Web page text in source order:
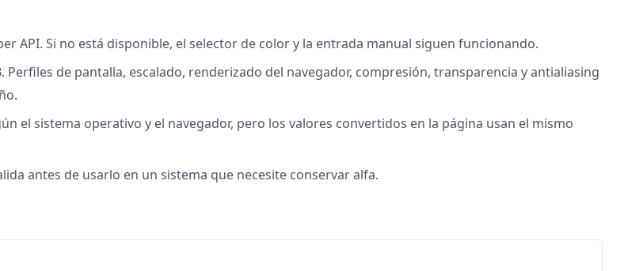
API. Si no está disponible, el selector de color y la entrada manual siguen funcionando.
de pantalla, escalado, renderizado del navegador, compresión, transparencia y antialiasing
el sistema operativo y el navegador, pero los valores convertidos en la página usan el mismo
antes de usarlo en un sistema que necesite conservar alfa.